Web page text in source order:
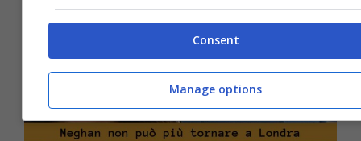
Consent
Manage options